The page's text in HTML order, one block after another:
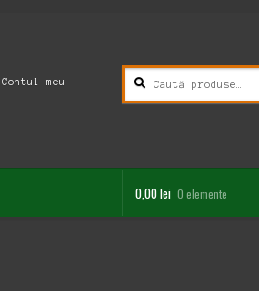
Contul meu
Caută
după:
Caută
0,00lei 0 elemente